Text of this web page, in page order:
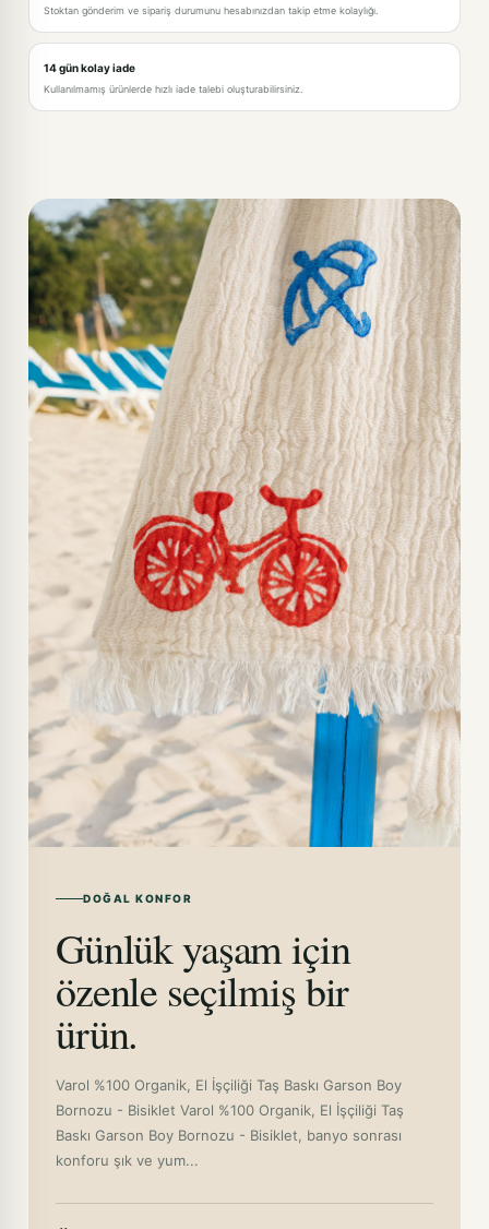
Stoktan gönderim ve sipariş durumunu hesabınızdan takip etme kolaylığı.
14 gün kolay iade
Kullanılmamış ürünlerde hızlı iade talebi oluşturabilirsiniz.
DOĞAL KONFOR
Günlük yaşam için
özenle seçilmiş bir
ürün.
Varol %100 Organik, El İşçiliği Taş Baskı Garson Boy
Bornozu - Bisiklet Varol %100 Organik, El İşçiliği Taş
Baskı Garson Boy Bornozu - Bisiklet, banyo sonrası
konforu şık ve yum...